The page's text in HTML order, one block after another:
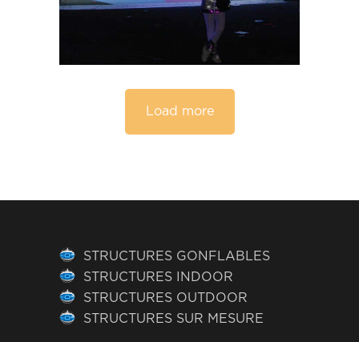
Load more
STRUCTURES GONFLABLES
STRUCTURES INDOOR
STRUCTURES OUTDOOR
STRUCTURES SUR MESURE